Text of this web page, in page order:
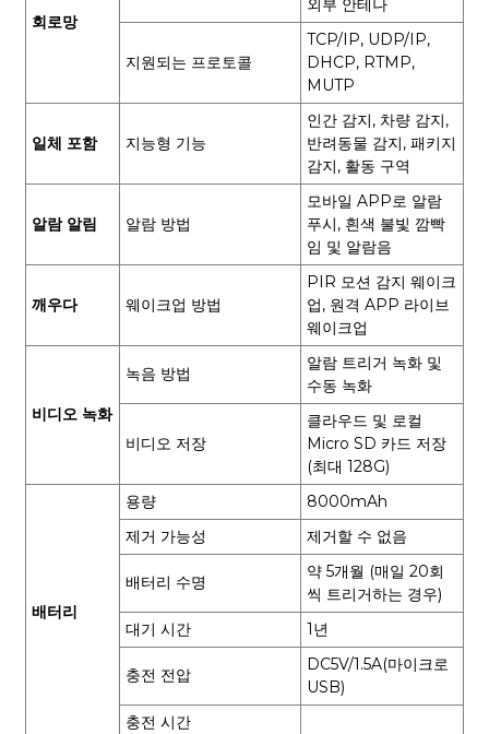
회로망
외부 안테나
지원되는 프로토콜
TCP/IP, UDP/IP,
DHCP, RTMP,
MUTP
일체 포함 지능형 기능
인간 감지, 차량 감지,
반려동물 감지, 패키지
감지, 활동 구역
알람 알림 알람 방법
모바일 APP로 알람
푸시, 흰색 불빛 깜빡
임 및 알람음
깨우다 웨이크업 방법
PIR 모션 감지 웨이크
업, 원격 APP 라이브
웨이크업
비디오 녹화
녹음 방법
알람 트리거 녹화 및
수동 녹화
비디오 저장
클라우드 및 로컬
Micro SD 카드 저장
(최대 128G)
배터리
용량
8000mAh
제거 가능성
제거할 수 없음
배터리 수명
약 5개월 (매일 20회
씩 트리거하는 경우)
대기 시간
1년
충전 전압
DC5V/1.5A(마이크로
USB)
충전 시간